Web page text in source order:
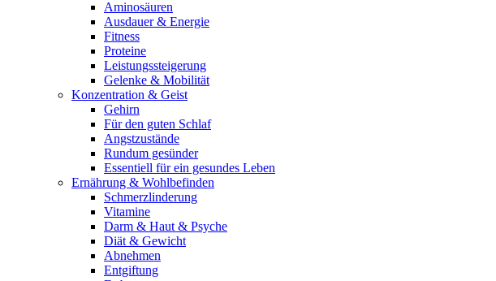
Aminosäuren
Ausdauer & Energie
Fitness
Proteine
Leistungssteigerung
Gelenke & Mobilität
Konzentration & Geist
Gehirn
Für den guten Schlaf
Angstzustände
Rundum gesünder
Essentiell für ein gesundes Leben
Ernährung & Wohlbefinden
Schmerzlinderung
Vitamine
Darm & Haut & Psyche
Diät & Gewicht
Abnehmen
Entgiftung